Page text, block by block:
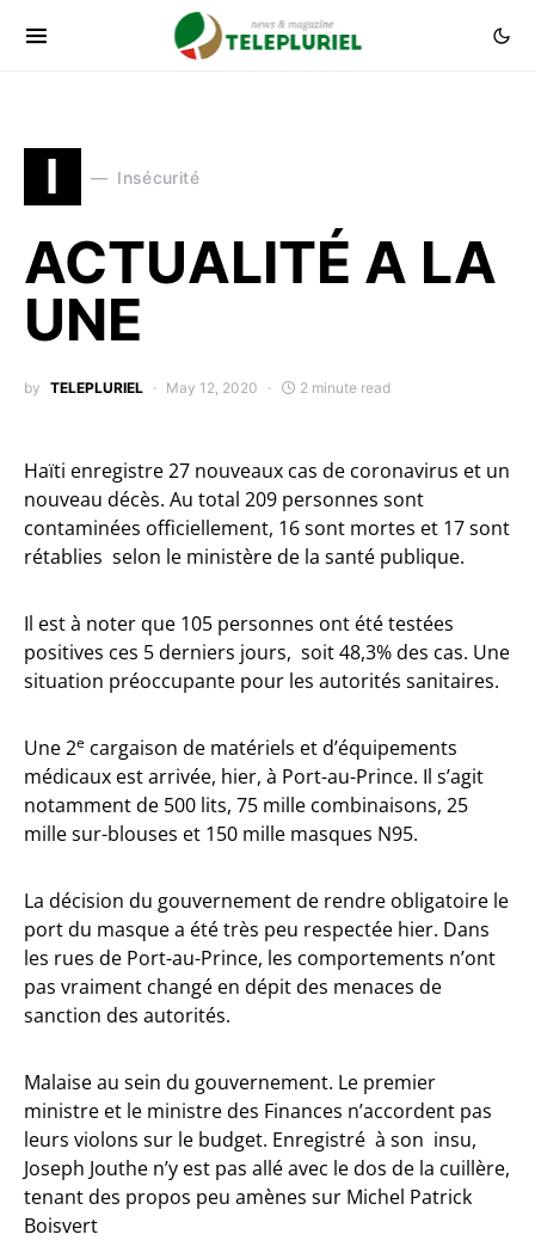
I Insécurité
ACTUALITÉ A LA
UNE
by TELEPLURIEL May 12, 2020 2 minute read
Haïti enregistre 27 nouveaux cas de coronavirus et un
nouveau décès. Au total 209 personnes sont
contaminées officiellement, 16 sont mortes et 17 sont
rétablies selon le ministère de la santé publique.
Il est à noter que 105 personnes ont été testées
positives ces 5 derniers jours, soit 48,3% des cas. Une
situation préoccupante pour les autorités sanitaires.
Une 2e cargaison de matériels et d’équipements
médicaux est arrivée, hier, à Port-au-Prince. Il s’agit
notamment de 500 lits, 75 mille combinaisons, 25
mille sur-blouses et 150 mille masques N95.
La décision du gouvernement de rendre obligatoire le
port du masque a été très peu respectée hier. Dans
les rues de Port-au-Prince, les comportements n’ont
pas vraiment changé en dépit des menaces de
sanction des autorités.
Malaise au sein du gouvernement. Le premier
ministre et le ministre des Finances n’accordent pas
leurs violons sur le budget. Enregistré à son insu,
Joseph Jouthe n’y est pas allé avec le dos de la cuillère,
tenant des propos peu amènes sur Michel Patrick
Boisvert